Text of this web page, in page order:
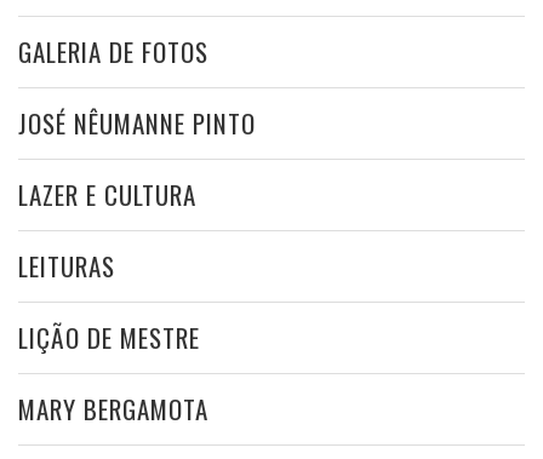
GALERIA DE FOTOS
JOSÉ NÊUMANNE PINTO
LAZER E CULTURA
LEITURAS
LIÇÃO DE MESTRE
MARY BERGAMOTA